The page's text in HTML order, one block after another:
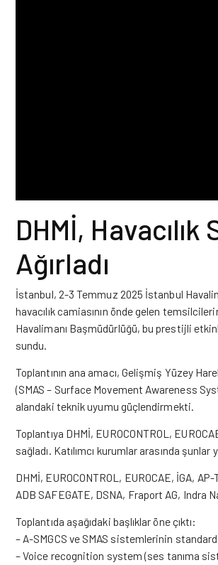
DHMİ,
Ağırladı
İstanbul, 2-3 Temmuz 2025 İstanbul
havacılık camiasının önde gelen
Havalimanı Başmüdürlüğü, bu prestijli
sundu.
Toplantının ana amacı, Gelişmiş Yüzey
(SMAS – Surface Movement Awareness
alandaki teknik uyumu güçlendirmekti.
Toplantıya DHMİ, EUROCONTROL,
sağladı. Katılımcı kurumlar arasında şunlar
DHMİ, EUROCONTROL, EUROCAE, İGA,
ADB SAFEGATE, DSNA, Fraport AG, Indra
Toplantıda aşağıdaki başlıklar öne çıktı:
– A-SMGCS ve SMAS sistemlerinin
– Voice recognition system (ses tanıma